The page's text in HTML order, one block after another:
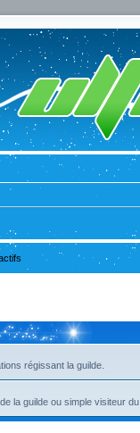
régissant la guilde.
la guilde ou simple visiteur